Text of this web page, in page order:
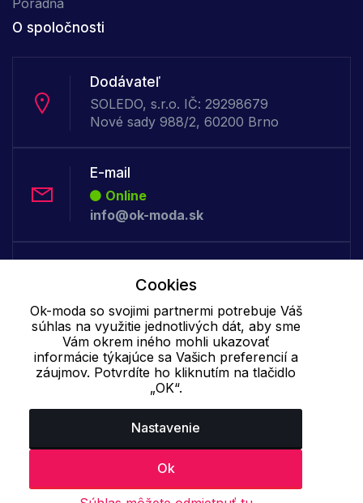
O spoločnosti
Dodávateľ
SOLEDO, s.r.o. IČ: 29298679
Nové sady 988/2, 60200 Brno
E-mail
Online
info@ok-moda.sk
Offline
+421 277 278 079
Cookie - podrobné nastavenie| Ďalšie informácie|Spracovanie
osobných údajov
Cookies
Ok-moda so svojimi partnermi potrebuje Váš
súhlas na využitie jednotlivých dát, aby sme
Vám okrem iného mohli ukazovať
informácie týkajúce sa Vašich preferencií a
záujmov. Potvrdíte ho kliknutím na tlačidlo
„OK“.
Nastavenie
Ok